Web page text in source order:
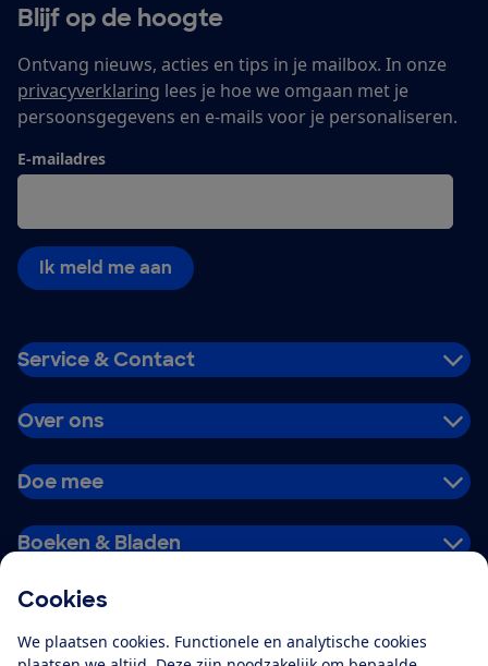
Cookies
We plaatsen cookies. Functionele en analytische cookies
Blijf op de hoogte
Ontvang nieuws, acties en tips in je mailbox. In onze
privacyverklaring lees je hoe we omgaan met je
persoonsgegevens en e-mails voor je personaliseren.
E-mailadres
Ik meld me aan
Service & Contact
Over ons
Doe mee
Boeken & Bladen